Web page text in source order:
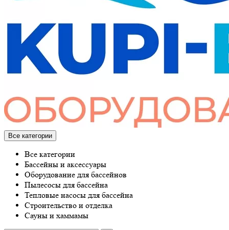
Все категории
Все категории
Бассейны и аксессуары
Оборудование для бассейнов
Пылесосы для бассейна
Тепловые насосы для бассейна
Строительство и отделка
Сауны и хаммамы